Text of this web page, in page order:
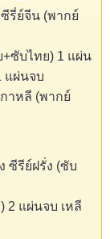
รี่ย์จีน (พากย์
+ซับไทย) 1 แผ่น
แผ่นจบ
กาหลี (พากย์
ซีรีย์ฝรั่ง (ซับ
2 แผ่นจบ เหลี